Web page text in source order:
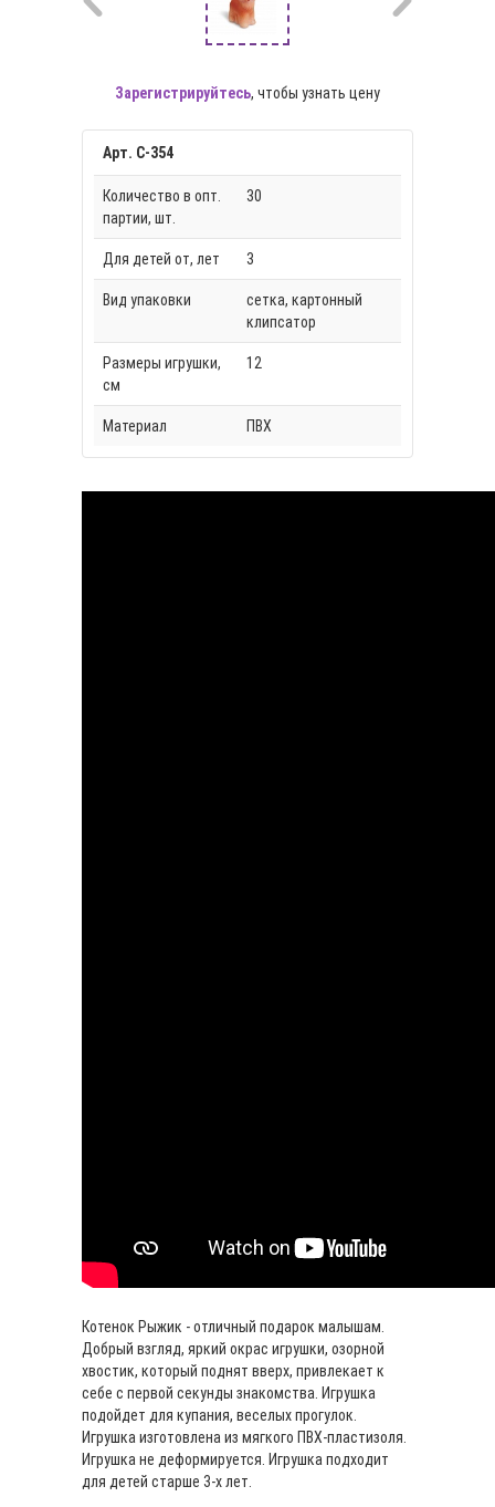
Зарегистрируйтесь, чтобы узнать цену
Арт. С-354
Количество в опт.
партии, шт.
30
Для детей от, лет 3
Вид упаковки
сетка, картонный
клипсатор
Размеры игрушки,
см
12
Материал ПВХ
Котенок Рыжик - отличный подарок малышам.
Добрый взгляд, яркий окрас игрушки, озорной
хвостик, который поднят вверх, привлекает к
себе с первой секунды знакомства. Игрушка
подойдет для купания, веселых прогулок.
Игрушка изготовлена из мягкого ПВХ-пластизоля.
Игрушка не деформируется. Игрушка подходит
для детей старше 3-х лет.